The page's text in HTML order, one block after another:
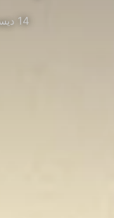
14 ديسمبر، 2025